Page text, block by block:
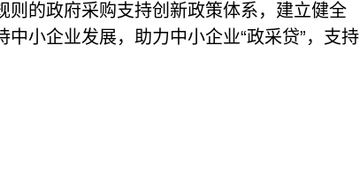
则的政府采购支持创新政策体系，建立健全
小企业发展，助力中小企业“政采贷”，支持